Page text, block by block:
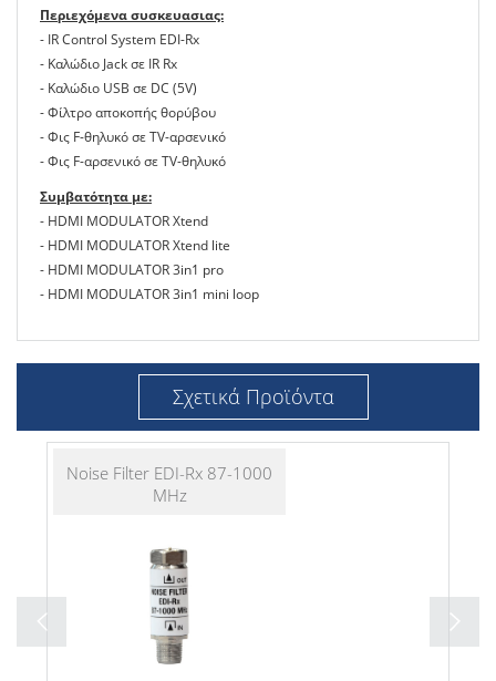
Περιεχόμενα συσκευασιας:
- IR Control System EDI-Rx
- Καλώδιο Jack σε IR Rx
- Καλώδιο USB σε DC (5V)
- Φίλτρο αποκοπής θορύβου
- Φις F-θηλυκό σε TV-αρσενικό
- Φις F-αρσενικό σε TV-θηλυκό
Συμβατότητα με:
- HDMI MODULATOR Xtend
- HDMI MODULATOR Xtend lite
- HDMI MODULATOR 3in1 pro
- HDMI MODULATOR 3in1 mini loop
Σχετικά Προϊόντα
Noise Filter EDI-Rx 87-1000
MHz